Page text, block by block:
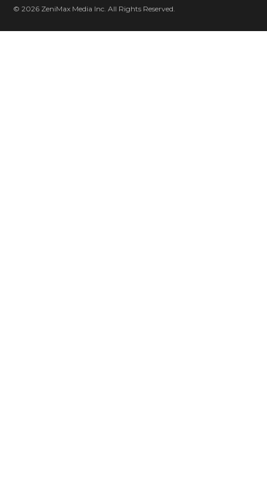
© 2026 ZeniMax Media Inc. All Rights Reserved.